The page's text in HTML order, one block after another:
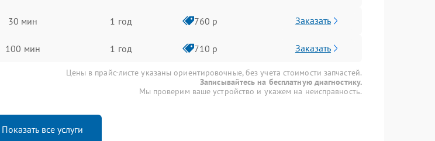
30 мин 1 год 760 р Заказать
100 мин 1 год 710 р Заказать
Цены в прайс-листе указаны ориентировочные, без учета стоимости запчастей.
Записывайтесь на бесплатную диагностику.
Мы проверим ваше устройство и укажем на неисправность.
Показать все услуги